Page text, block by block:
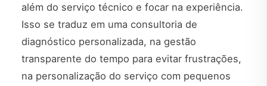
além do serviço técnico e focar na experiência.
Isso se traduz em uma consultoria de
diagnóstico personalizada, na gestão
transparente do tempo para evitar frustrações,
na personalização do serviço com pequenos